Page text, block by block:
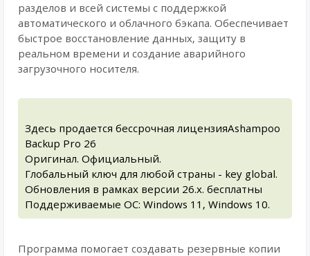
разделов и всей системы с поддержкой
автоматического и облачного бэкапа. Обеспечивает
быстрое восстановление данных, защиту в
реальном времени и создание аварийного
загрузочного носителя.
Здесь продается бессрочная лицензияAshampoo
Backup Pro 26
Оригинал. Официальный.
Глобальный ключ для любой страны - key global.
Обновления в рамках версии 26.x. бесплатны
Поддерживаемые ОС: Windows 11, Windows 10.
Программа помогает создавать резервные копии